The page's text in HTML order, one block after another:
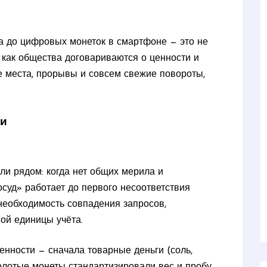
до цифровых монеток в смартфоне — это не
общества договариваются о ценности и
места, прорывы и совсем свежие повороты,
рядом: когда нет общих мерила и
работает до первого несоответствия
совпадения запросов,
единицы учёта.
— сначала товарные деньги (соль,